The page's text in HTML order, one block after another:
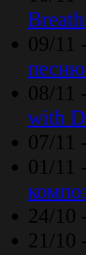
09/11 -
песню
08/11 -
with
07/11 -
01/11 -
24/10
21/10